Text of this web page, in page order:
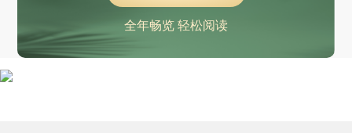
全年畅览 轻松阅读